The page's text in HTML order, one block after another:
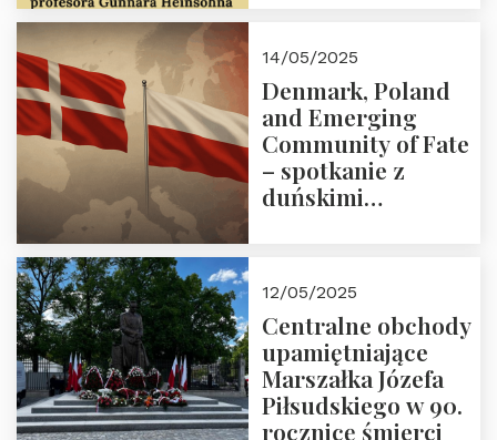
14/05/2025
Denmark, Poland
and Emerging
Community of Fate
– spotkanie z
duńskimi
12/05/2025
Centralne obchody
upamiętniające
Marszałka Józefa
Piłsudskiego w 90.
rocznicę śmierci